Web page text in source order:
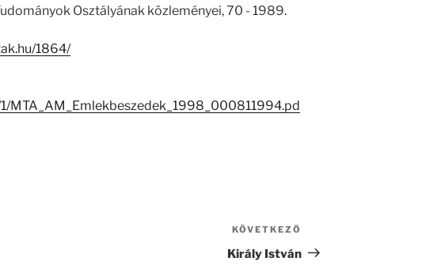
Osztályának közleményei, 70 - 1989.
1864/
MTA_AM_Emlekbeszedek_1998_000811994.pd
bejegyzés
KÖVETKEZŐ
Király István